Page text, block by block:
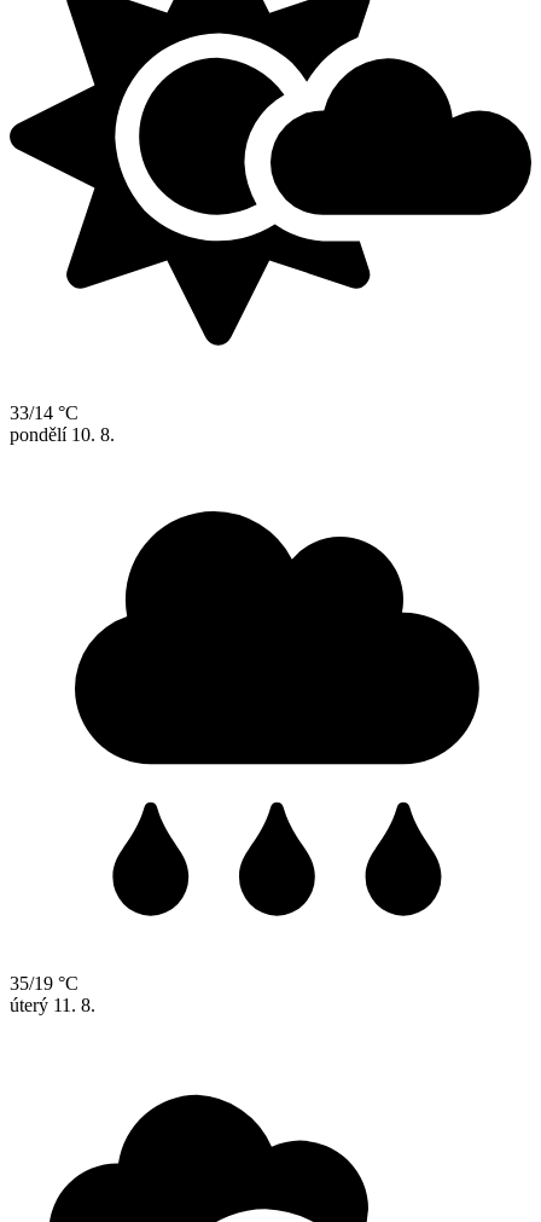
33/14 °C
pondělí 10. 8.
35/19 °C
úterý 11. 8.